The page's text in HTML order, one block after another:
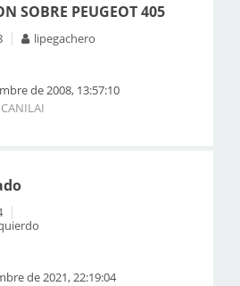
SOBRE PEUGEOT 405
lipegachero
de 2008, 13:57:10
CANILAI
de 2021, 22:19:04